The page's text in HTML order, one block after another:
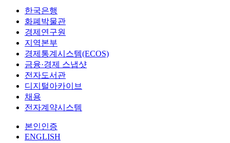
한국은행
화폐박물관
경제연구원
지역본부
경제통계시스템(ECOS)
금융·경제 스냅샷
전자도서관
디지털아카이브
채용
전자계약시스템
본인인증
ENGLISH